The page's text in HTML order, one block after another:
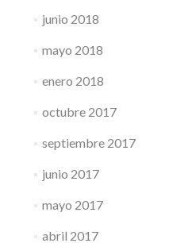
junio 2018
mayo 2018
enero 2018
octubre 2017
septiembre 2017
junio 2017
mayo 2017
abril 2017